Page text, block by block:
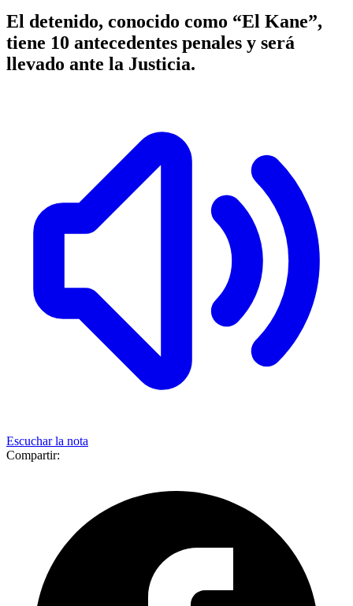
El detenido, conocido como “El Kane”,
tiene 10 antecedentes penales y será
llevado ante la Justicia.
Escuchar la nota
Compartir: